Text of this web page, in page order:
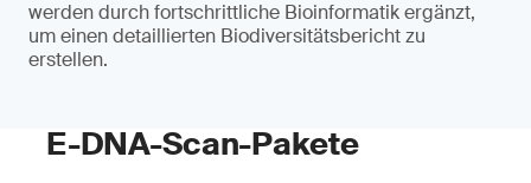
werden durch fortschrittliche Bioinformatik ergänzt,
um einen detaillierten Biodiversitätsbericht zu
erstellen.
E-DNA-Scan-Pakete